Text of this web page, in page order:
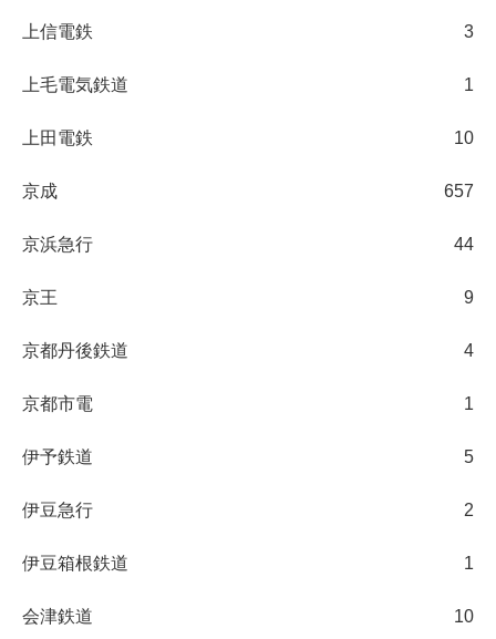
上信電鉄 3
上毛電気鉄道 1
上田電鉄 10
京成 657
京浜急行 44
京王 9
京都丹後鉄道 4
京都市電 1
伊予鉄道 5
伊豆急行 2
伊豆箱根鉄道 1
会津鉄道 10